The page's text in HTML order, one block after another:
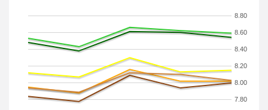
7.80
8.00
8.20
8.40
8.60
8.80